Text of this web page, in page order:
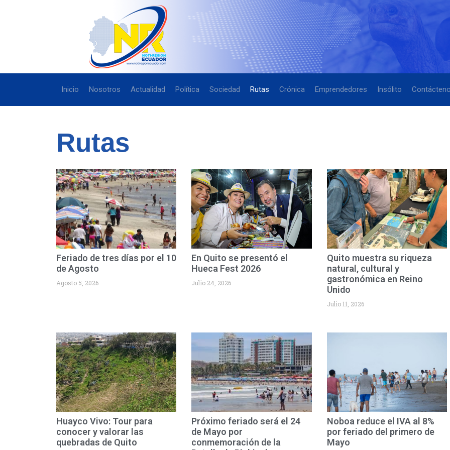
Inicio Nosotros Actualidad Política Sociedad Rutas Crónica Emprendedores Insólito
Rutas
Feriado de tres días por el 10
de Agosto
Agosto 5, 2026
En Quito se presentó el
Hueca Fest 2026
Julio 24, 2026
Quito muestra su riqueza
natural, cultural y
gastronómica en Reino
Unido
Julio 11, 2026
Huayco Vivo: Tour para
conocer y valorar las
quebradas de Quito
Próximo feriado será el 24
de Mayo por
conmemoración de la
Noboa reduce el IVA al 8%
por feriado del primero de
Mayo